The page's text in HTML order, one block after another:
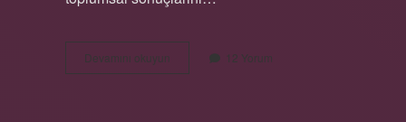
Devamını okuyunUlan
Batur’dan
12 Yorum